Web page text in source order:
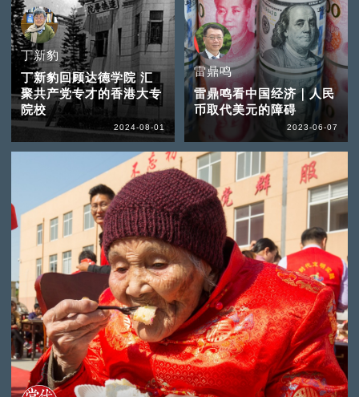
丁新豹
丁新豹回顾达德学院 汇
聚共产党专才的香港大专
院校
2024-08-01
雷鼎鸣
雷鼎鸣看中国经济｜人民
币取代美元的障碍
2023-06-07